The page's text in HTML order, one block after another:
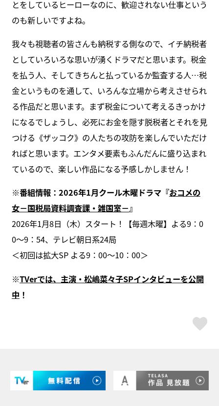
とをしているヒーローなのに、歓迎されない仕事という
のも新しいですよね。
我々も視聴者の皆さんも納税する側なので、イチ納税者
としていろいろな思いが湧くドラマだと思います。税金
を払う人、そしてきちんと払っているか監査する人…税
金というものを通して、いろんな立場から考えさせられ
る作品だと思います。まず税金について考えるきっかけ
になるでしょうし、必死にお金を隠す脱税者とそれを見
つける《ザッコク》の人たちの攻防を楽しんでいただけ
ればと思います。エンタメ要素もふんだんに盛り込まれ
ているので、楽しい作品になる予感しかしません！
※番組情報：2026年1月クール木曜ドラマ『おコメの
女－国税局資料調査課・雑国室－』
2026年1月8日（木）スタート！【毎週木曜】よる9：0
0～9：54、テレビ朝日系24局
＜初回は拡大SP よる9：00～10：00＞
※TVerでは、主演・松嶋菜々子SPインタビューを公開
中 ！